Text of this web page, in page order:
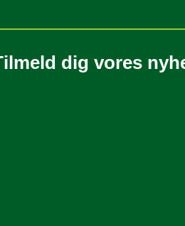
dig vores